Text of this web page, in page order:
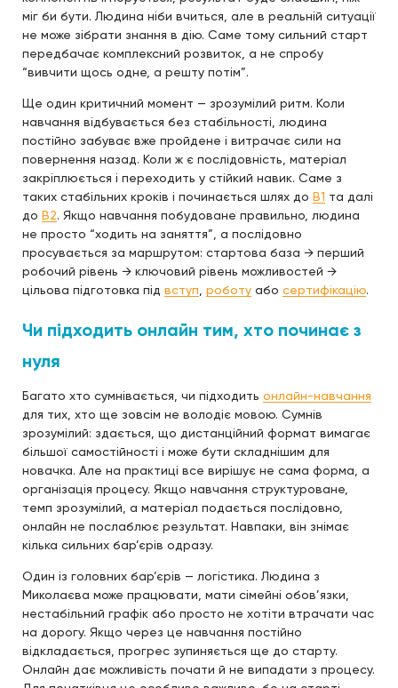
міг би бути. Людина ніби вчиться, але в реальній ситуації
не може зібрати знання в дію. Саме тому сильний старт
передбачає комплексний розвиток, а не спробу
“вивчити щось одне, а решту потім”.
Ще один критичний момент — зрозумілий ритм. Коли
навчання відбувається без стабільності, людина
постійно забуває вже пройдене і витрачає сили на
повернення назад. Коли ж є послідовність, матеріал
закріплюється і переходить у стійкий навик. Саме з
таких стабільних кроків і починається шлях до B1 та далі
до B2. Якщо навчання побудоване правильно, людина
не просто “ходить на заняття”, а послідовно
просувається за маршрутом: стартова база → перший
робочий рівень → ключовий рівень можливостей →
цільова підготовка під вступ роботу або сертифікацію.
Чи підходить онлайн тим, хто починає з
нуля
Багато хто сумнівається, чи підходить онлайн-навчання
для тих, хто ще зовсім не володіє мовою. Сумнів
зрозумілий: здається, що дистанційний формат вимагає
більшої самостійності і може бути складнішим для
новачка. Але на практиці все вирішує не сама форма, а
організація процесу. Якщо навчання структуроване,
темп зрозумілий, а матеріал подається послідовно,
онлайн не послаблює результат. Навпаки, він знімає
кілька сильних бар’єрів одразу.
Один із головних бар’єрів — логістика. Людина з
Миколаєва може працювати, мати сімейні обов’язки,
нестабільний графік або просто не хотіти втрачати час
на дорогу. Якщо через це навчання постійно
відкладається, прогрес зупиняється ще до старту.
Онлайн дає можливість почати й не випадати з процесу.